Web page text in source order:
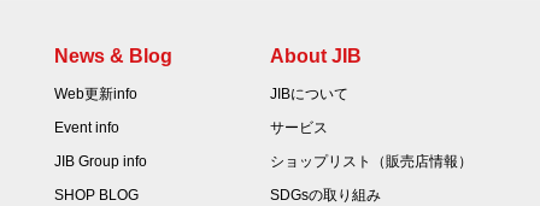
News & Blog
Web更新info
Event info
JIB Group info
SHOP BLOG
About JIB
JIBについて
サービス
ショップリスト（販売店情報）
SDGsの取り組み